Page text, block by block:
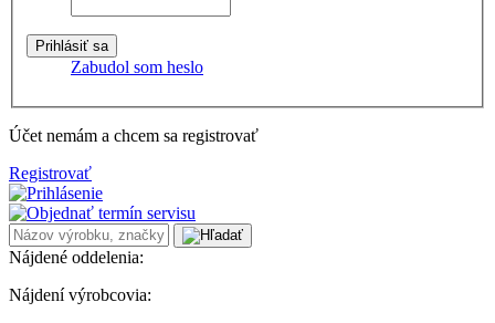
Zabudol som heslo
Účet nemám a chcem sa registrovať
Registrovať
Nájdené oddelenia:
Nájdení výrobcovia: